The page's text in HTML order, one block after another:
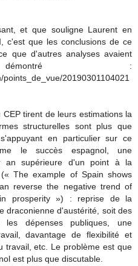
et que souligne Laurent en
c'est que les conclusions de ce
que d'autres analyses avaient
:
points_de_vue/20190301104021
tirent de leurs estimations la
structurelles sont plus que
en particulier sur ce
le succès espagnol, une
an supérieure d'un point à la
The example of Spain shows
reverse the negative trend of
prosperity ») : reprise de la
draconienne d'austérité, soit des
les dépenses publiques, une
davantage de flexibilité et
travail, etc. Le problème est que
est plus que discutable.